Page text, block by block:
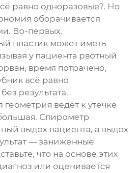
равно одноразовые?. Но
оборачивается
Во-первых,
пластик может иметь
у пациента рвотный
время потрачено,
всё равно
результата.
геометрия ведёт к утечке
Спирометр
выдох пациента, а выдох
— заниженные
что на основе этих
или оценивается